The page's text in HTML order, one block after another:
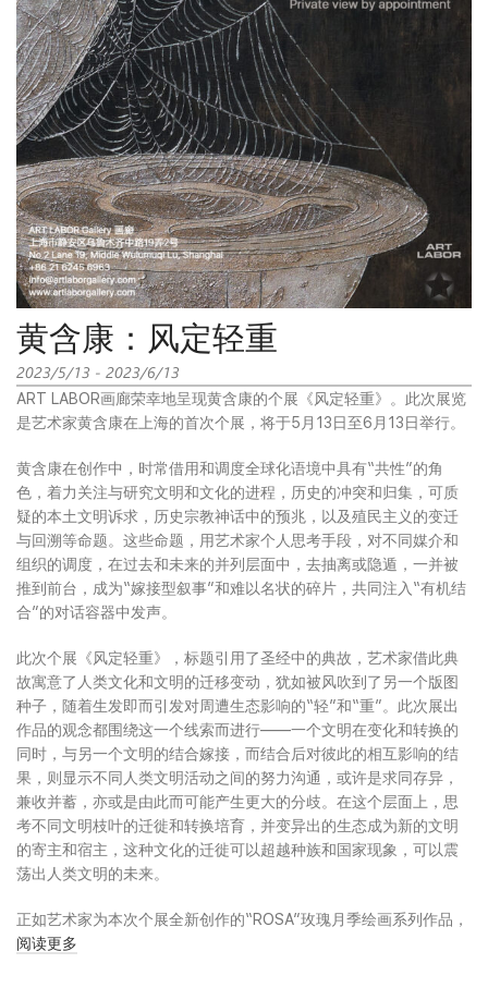
黄含康：风定轻重
2023/5/13 - 2023/6/13
ART LABOR画廊荣幸地呈现黄含康的个展《风定轻重》。此次展览
是艺术家黄含康在上海的首次个展，将于5月13日至6月13日举行。
黄含康在创作中，时常借用和调度全球化语境中具有“共性”的角
色，着力关注与研究文明和文化的进程，历史的冲突和归集，可质
疑的本土文明诉求，历史宗教神话中的预兆，以及殖民主义的变迁
与回溯等命题。这些命题，用艺术家个人思考手段，对不同媒介和
组织的调度，在过去和未来的并列层面中，去抽离或隐遁，一并被
推到前台，成为“嫁接型叙事”和难以名状的碎片，共同注入“有机结
合”的对话容器中发声。
此次个展《风定轻重》，标题引用了圣经中的典故，艺术家借此典
故寓意了人类文化和文明的迁移变动，犹如被风吹到了另一个版图
种子，随着生发即而引发对周遭生态影响的“轻”和“重”。此次展出
作品的观念都围绕这一个线索而进行——一个文明在变化和转换的
同时，与另一个文明的结合嫁接，而结合后对彼此的相互影响的结
果，则显示不同人类文明活动之间的努力沟通，或许是求同存异，
兼收并蓄，亦或是由此而可能产生更大的分歧。在这个层面上，思
考不同文明枝叶的迁徙和转换培育，并变异出的生态成为新的文明
的寄主和宿主，这种文化的迁徙可以超越种族和国家现象，可以震
荡出人类文明的未来。
正如艺术家为本次个展全新创作的“ROSA”玫瑰月季绘画系列作品，
观念灵感来源于欧洲18世纪的“植物猎人”，足迹遍布世界的他们，
阅读更多